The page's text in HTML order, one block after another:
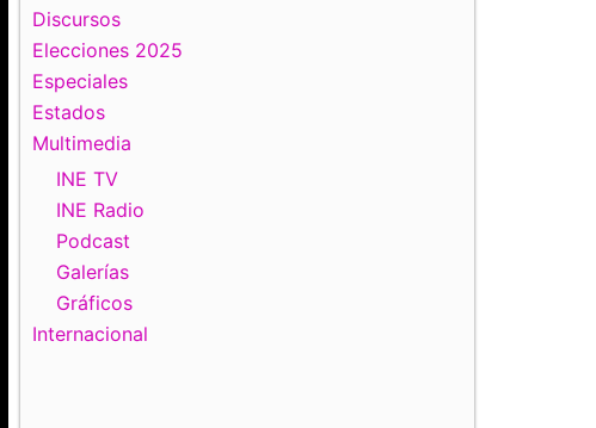
Discursos
Elecciones 2025
Especiales
Estados
Multimedia
INE TV
INE Radio
Podcast
Galerías
Gráficos
Internacional